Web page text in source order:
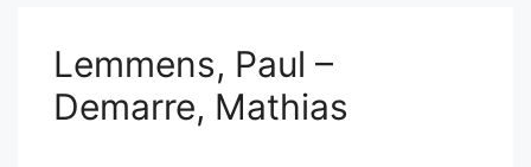
Lemmens, Paul –
Demarre, Mathias